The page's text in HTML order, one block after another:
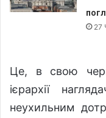
27
Це, в свою
ієрархії
неухильним